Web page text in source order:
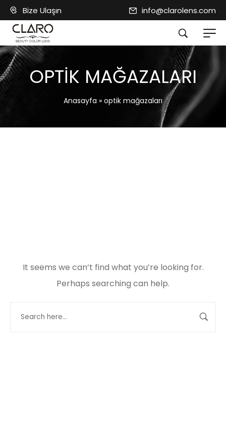
Bize Ulaşın info@clarolens.com
OPTIK MAĞAZALARI
Anasayfa » optik mağazaları
It seems we can’t find what you’re looking for.
Perhaps searching can help.